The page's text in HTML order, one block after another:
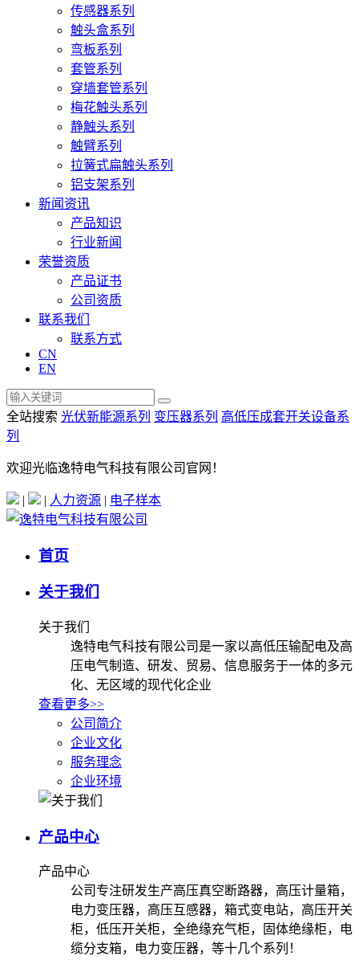
传感器系列
触头盒系列
弯板系列
套管系列
穿墙套管系列
梅花触头系列
静触头系列
触臂系列
拉簧式扁触头系列
铝支架系列
新闻资讯
产品知识
行业新闻
荣誉资质
产品证书
公司资质
联系我们
联系方式
CN
EN
全站搜索 光伏新能源系列 变压器系列 高低压成套开关设备系
列
欢迎光临逸特电气科技有限公司官网！
| | 人力资源 | 电子样本
首页
关于我们
关于我们
逸特电气科技有限公司是一家以高低压输配电及高
压电气制造、研发、贸易、信息服务于一体的多元
化、无区域的现代化企业
查看更多>>
公司简介
企业文化
服务理念
企业环境
产品中心
产品中心
公司专注研发生产高压真空断路器，高压计量箱，
电力变压器，高压互感器，箱式变电站，高压开关
柜，低压开关柜，全绝缘充气柜，固体绝缘柜，电
缆分支箱，电力变压器，等十几个系列！